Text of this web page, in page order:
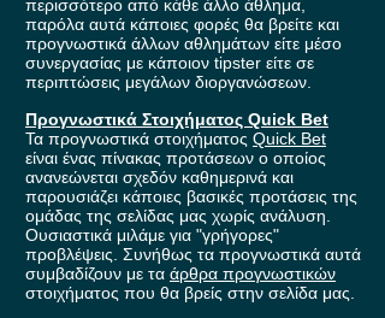
περισσότερο από κάθε άλλο άθλημα,
παρόλα αυτά κάποιες φορές θα βρείτε και
προγνωστικά άλλων αθλημάτων είτε μέσο
συνεργασίας με κάποιον tipster είτε σε
περιπτώσεις μεγάλων διοργανώσεων.
Προγνωστικά Στοιχήματος Quick Bet
Τα προγνωστικά στοιχήματος Quick Bet
είναι ένας πίνακας προτάσεων ο οποίος
ανανεώνεται σχεδόν καθημερινά και
παρουσιάζει κάποιες βασικές προτάσεις της
ομάδας της σελίδας μας χωρίς ανάλυση.
Ουσιαστικά μιλάμε για "γρήγορες"
προβλέψεις. Συνήθως τα προγνωστικά αυτά
συμβαδίζουν με τα άρθρα προγνωστικών
στοιχήματος που θα βρείς στην σελίδα μας.